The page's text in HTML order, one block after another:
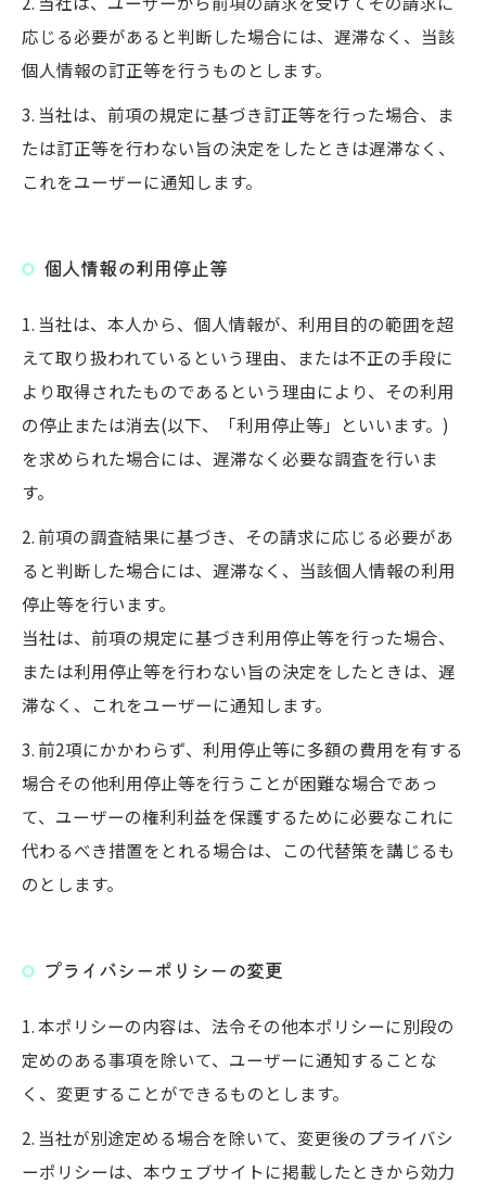
応じる必要があると判断した場合には、遅滞なく、当該
個人情報の訂正等を行うものとします。
3. 当社は、前項の規定に基づき訂正等を行った場合、ま
たは訂正等を行わない旨の決定をしたときは遅滞なく、
これをユーザーに通知します。
個人情報の利用停止等
1. 当社は、本人から、個人情報が、利用目的の範囲を超
えて取り扱われているという理由、または不正の手段に
より取得されたものであるという理由により、その利用
の停止または消去(以下、「利用停止等」といいます。)
を求められた場合には、遅滞なく必要な調査を行いま
す。
2. 前項の調査結果に基づき、その請求に応じる必要があ
ると判断した場合には、遅滞なく、当該個人情報の利用
停止等を行います。
当社は、前項の規定に基づき利用停止等を行った場合、
または利用停止等を行わない旨の決定をしたときは、遅
滞なく、これをユーザーに通知します。
3. 前2項にかかわらず、利用停止等に多額の費用を有する
場合その他利用停止等を行うことが困難な場合であっ
て、ユーザーの権利利益を保護するために必要なこれに
代わるべき措置をとれる場合は、この代替策を講じるも
のとします。
プライバシーポリシーの変更
1. 本ポリシーの内容は、法令その他本ポリシーに別段の
定めのある事項を除いて、ユーザーに通知することな
く、変更することができるものとします。
2. 当社が別途定める場合を除いて、変更後のプライバシ
ーポリシーは、本ウェブサイトに掲載したときから効力